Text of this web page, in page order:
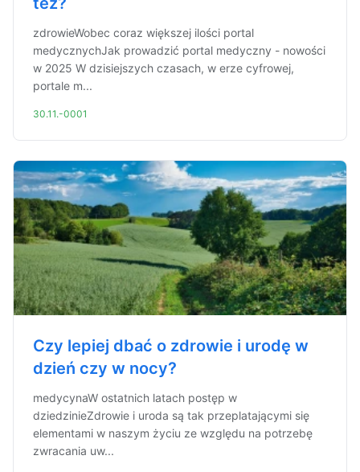
zdrowieWobec coraz większej ilości portal
medycznychJak prowadzić portal medyczny - nowości
w 2025 W dzisiejszych czasach, w erze cyfrowej,
portale m...
30.11.-0001
Czy lepiej dbać o zdrowie i urodę w
dzień czy w nocy?
medycynaW ostatnich latach postęp w
dziedzinieZdrowie i uroda są tak przeplatającymi się
elementami w naszym życiu ze względu na potrzebę
zwracania uw...